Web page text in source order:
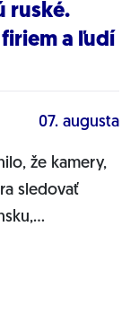
ruské.
a ľudí
07. augusta
že kamery,
sledovať
Dnes